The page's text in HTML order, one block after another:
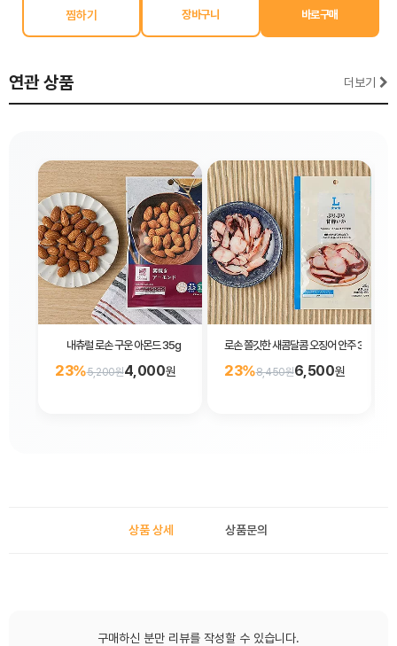
찜하기
연관 상품 더보기
내츄럴 로손 구운 아몬드 35g
23%5,200원4,000원
로손 쫄깃한 새콤달콤 오징어 안주 35g
23%8,450원6,500원
상품 상세 상품문의
구매하신 분만 리뷰를 작성할 수 있습니다.